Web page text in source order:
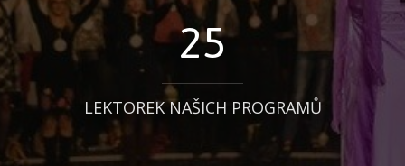
25
LEKTOREK NAŠICH PROGRAMŮ